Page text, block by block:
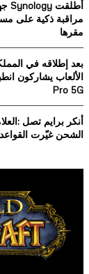
مراقبة ذكية على
مقرها
بعد إطلاقه في
Pro 5G
أنكر برايم تصل
الشحن غيّرت القواعد